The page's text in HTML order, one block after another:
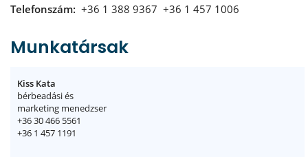
Telefonszám: +36 1 388 9367 +36 1 457 1006
Munkatársak
Kiss Kata
bérbeadási és
marketing menedzser
+36 30 466 5561
+36 1 457 1191